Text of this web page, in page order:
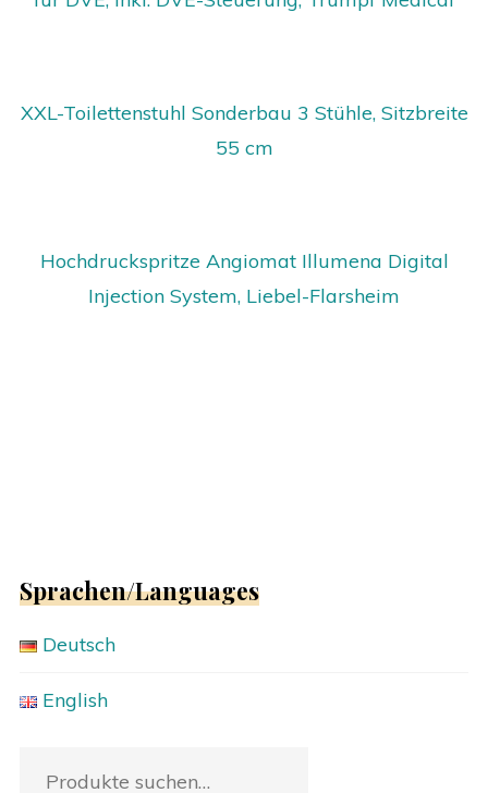
XXL-Toilettenstuhl Sonderbau 3 Stühle, Sitzbreite
55 cm
Hochdruckspritze Angiomat Illumena Digital
Injection System, Liebel-Flarsheim
Sprachen/Languages
Deutsch
English